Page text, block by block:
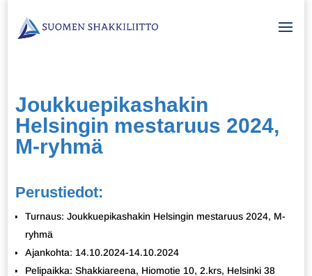
Joukkuepikashakin
Helsingin mestaruus 2024,
M-ryhmä
Perustiedot:
Turnaus: Joukkuepikashakin Helsingin mestaruus 2024, M-
ryhmä
Ajankohta: 14.10.2024-14.10.2024
Pelipaikka: Shakkiareena, Hiomotie 10, 2.krs, Helsinki 38